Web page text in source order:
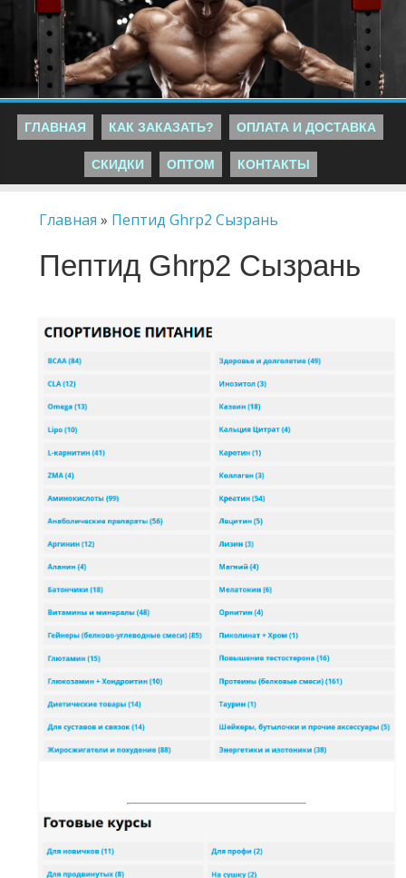
ГЛАВНАЯ КАК ЗАКАЗАТЬ? ОПЛАТА И ДОСТАВКА
СКИДКИ ОПТОМ КОНТАКТЫ
Главная » Пептид Ghrp2 Сызрань
Пептид Ghrp2 Сызрань